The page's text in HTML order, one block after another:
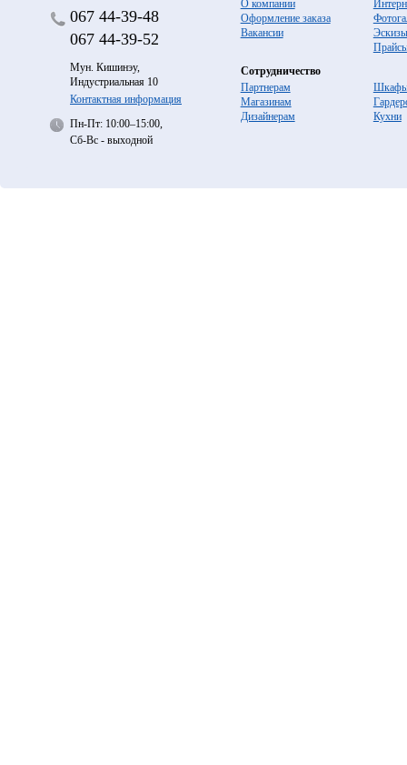
067 44-39-48
067 44-39-52
Мун. Кишинэу,
Индустриальная 10
Контактная информация
Пн-Пт: 10:00–15:00,
Сб-Вс - выходной
О компании
Оформление заказа
Вакансии
Эскизы
Сотрудничество
Партнерам
Магазинам
Дизайнерам
Кухни